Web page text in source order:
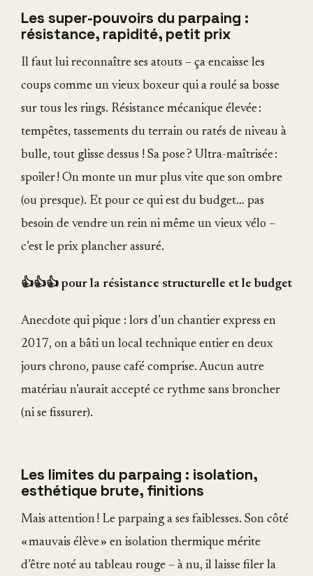
Les super-pouvoirs du parpaing :
résistance, rapidité, petit prix
Il faut lui reconnaître ses atouts – ça encaisse les
coups comme un vieux boxeur qui a roulé sa bosse
sur tous les rings. Résistance mécanique élevée :
tempêtes, tassements du terrain ou ratés de niveau à
bulle, tout glisse dessus ! Sa pose ? Ultra-maîtrisée :
spoiler ! On monte un mur plus vite que son ombre
(ou presque). Et pour ce qui est du budget… pas
besoin de vendre un rein ni même un vieux vélo –
c’est le prix plancher assuré.
👍👍👍 pour la résistance structurelle et le budget
Anecdote qui pique : lors d’un chantier express en
2017, on a bâti un local technique entier en deux
jours chrono, pause café comprise. Aucun autre
matériau n’aurait accepté ce rythme sans broncher
(ni se fissurer).
Les limites du parpaing : isolation,
esthétique brute, finitions
Mais attention ! Le parpaing a ses faiblesses. Son côté
« mauvais élève » en isolation thermique mérite
d’être noté au tableau rouge – à nu, il laisse filer la